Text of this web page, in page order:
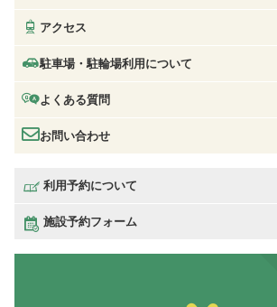
アクセス
駐車場・駐輪場利用について
よくある質問
お問い合わせ
利用予約について
施設予約フォーム